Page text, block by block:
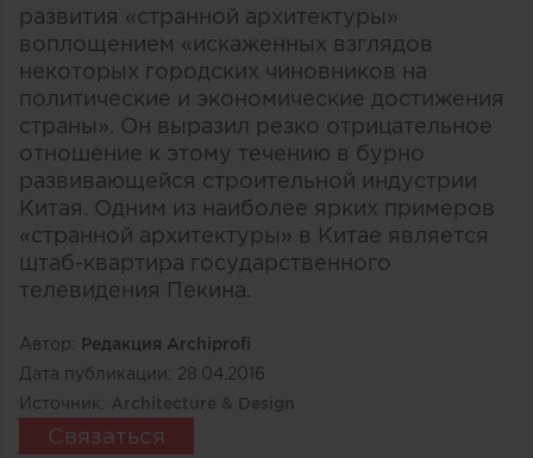
развития «странной архитектуры»
воплощением «искаженных взглядов
некоторых городских чиновников на
политические и экономические достижения
страны». Он выразил резко отрицательное
отношение к этому течению в бурно
развивающейся строительной индустрии
Китая. Одним из наиболее ярких примеров
«странной архитектуры» в Китае является
штаб-квартира государственного
телевидения Пекина.
Автор: Редакция Archiprofi
Дата публикации: 28.04.2016
Источник: Architecture & Design
Связаться